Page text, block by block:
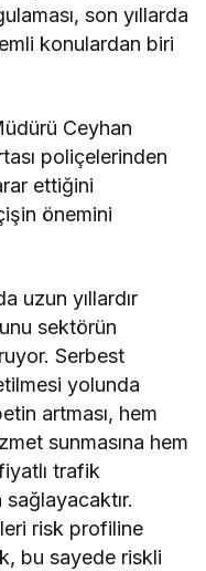
son yıllarda
konulardan biri
Ceyhan
poliçelerinden
ettiğini
önemini
uzun yıllardır
sektörün
Serbest
yolunda
artması, hem
sunmasına hem
trafik
risk profiline
bu sayede riskli